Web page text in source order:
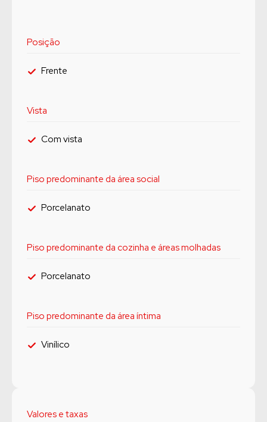
Posição
Frente
Vista
Com vista
Piso predominante da área social
Porcelanato
Piso predominante da cozinha e áreas molhadas
Porcelanato
Piso predominante da área íntima
Vinílico
Valores e taxas